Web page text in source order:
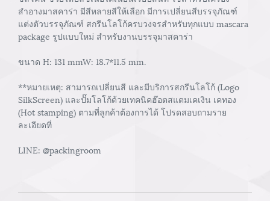
สำอางมาสคาร่า มีสีหลายสีให้เลือก มีการเปลี่ยนสีบรรจุภัณฑ์
แต่งตัวบรรจุภัณฑ์ สกรีนโลโก้ครบวงจรสำหรับทุกแบบ mascara
package รูปแบบใหม่ สำหรับงานบรรจุมาสคาร่า
ขนาด H: 131 mmW: 18.7*11.5 mm.
**หมายเหตุ: สามารถเปลี่ยนสี และมีบริการสกรีนโลโก้ (Logo
SilkScreen) และปั๊มโลโก้ด้วยเทคนิคฮ๊อตสแตมเคเงิน เคทอง
(Hot stamping) ตามที่ลูกค้าต้องการได้ โปรดสอบถามราย
ละเอียดที่
LINE: @packingroom